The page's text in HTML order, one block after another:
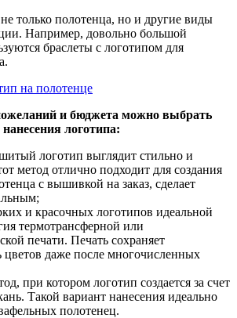
только полотенца, но и другие виды
Например, довольно большой
браслеты с логотипом для
на полотенце
и бюджета можно выбрать
логотипа:
логотип выглядит стильно и
метод отлично подходит для создания
с вышивкой на заказ, сделает
и красочных логотипов идеальной
термотрансферной или
печати. Печать сохраняет
даже после многочисленных
при котором логотип создается за счет
Такой вариант нанесения идеально
полотенец.